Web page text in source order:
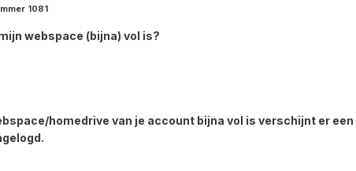
1081
webspace (bijna) vol is?
homedrive van je account bijna vol is verschijnt er